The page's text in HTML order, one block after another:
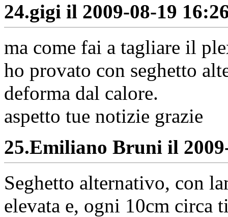
24.gigi il 2009-08-19
ma come fai a tagliare il
ho provato con seghetto
deforma dal calore.
aspetto tue notizie grazie
25.Emiliano Bruni il
Seghetto alternativo, con
elevata e, ogni 10cm circa